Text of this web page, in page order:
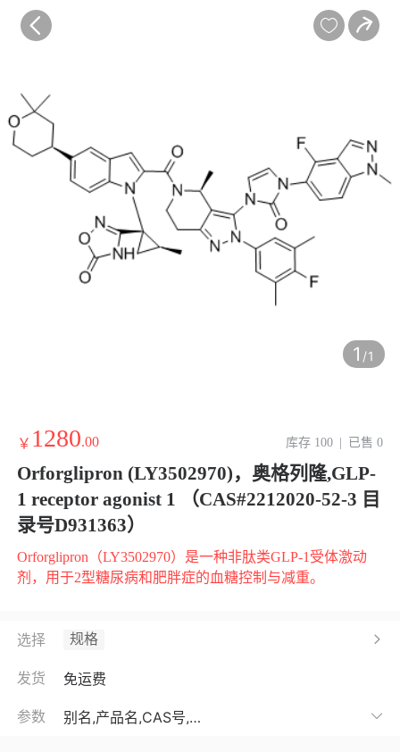


1 /1
￥ 1280.00 库存 100 已售 0
Orforglipron (LY3502970)，奥格列隆,GLP-
1 receptor agonist 1 （CAS#2212020-52-3 目
录号D931363）
Orforglipron（LY3502970）是一种非肽类GLP-1受体激动
剂，用于2型糖尿病和肥胖症的血糖控制与减重。
选择 规格
发货 免运费
参数 别名,产品名,CAS号,目录号,化学式,分子量,溶解度,靶点,储存条件,用途 